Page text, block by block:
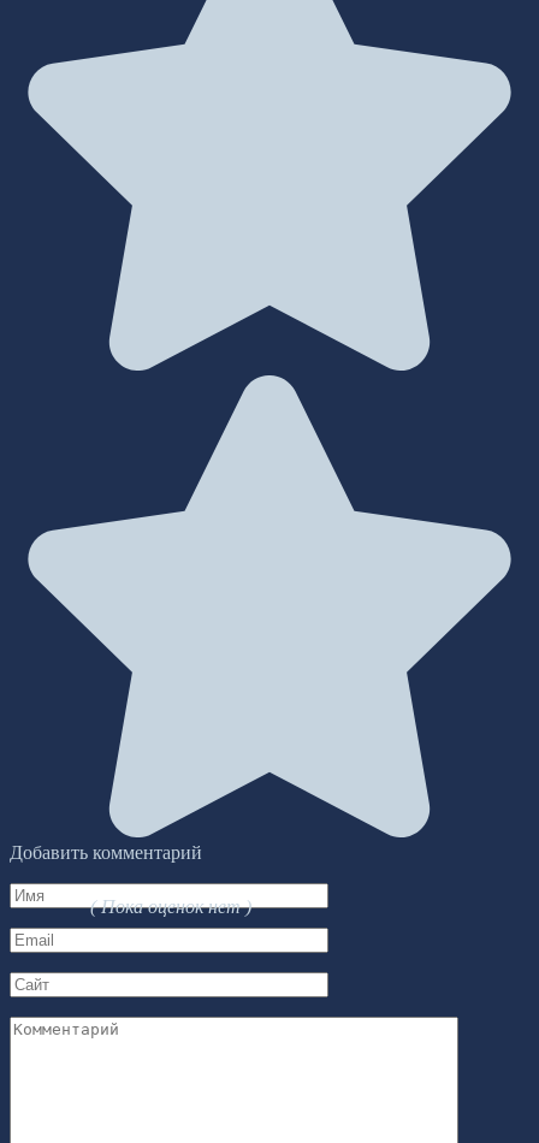
( Пока оценок нет )
Добавить комментарий
Имя
*
Email
*
Сайт
Комментарий